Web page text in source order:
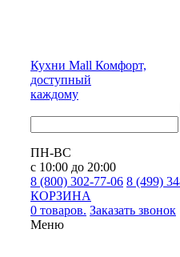
Кухни Mall Комфорт,
доступный
каждому
ПН-ВС
с 10:00 до 20:00
8 (800) 302-77-06 8 (499)
КОРЗИНА
0 товаров. Заказать звонок
Меню